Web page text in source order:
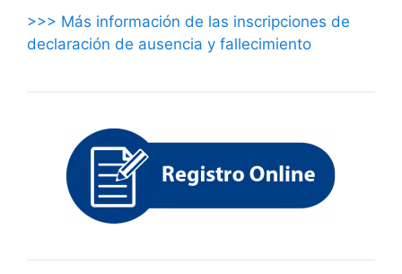
>>> Más información de las inscripciones de
declaración de ausencia y fallecimiento